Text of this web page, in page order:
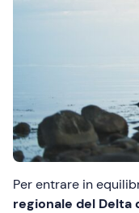
Per entrare in
regionale del Delta